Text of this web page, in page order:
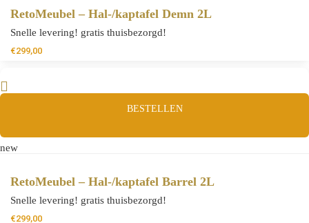
RetoMeubel – Hal-/kaptafel Demn 2L
Snelle levering! gratis thuisbezorgd!
€299,00
BESTELLEN
new
RetoMeubel – Hal-/kaptafel Barrel 2L
Snelle levering! gratis thuisbezorgd!
€299,00